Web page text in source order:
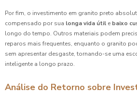
Por fim, o investimento em granito preto
compensado por sua longa vida útil e baixo
longo do tempo. Outros materiais podem
reparos mais frequentes, enquanto o granito
sem apresentar desgaste, tornando-se uma
inteligente a longo prazo.
Análise do Retorno sobre